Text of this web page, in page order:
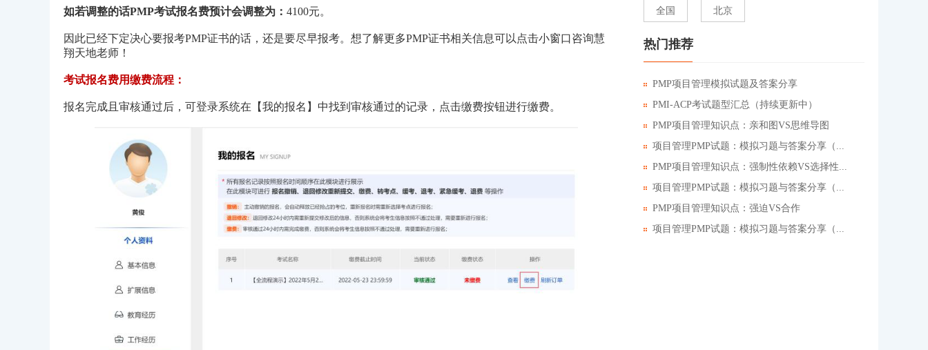
如若调整的话PMP考试报名费预计会调整为： 4100元。
因此已经下定决心要报考PMP证书的话，还是要尽早报考。想了解更多PMP证书相关信息可以点击小窗口咨询慧
翔天地老师！
考试报名费用缴费流程：
报名完成且审核通过后，可登录系统在【我的报名】中找到审核通过的记录，点击缴费按钮进行缴费。
全国 北京
热门推荐
PMP项目管理模拟试题及答案分享
PMI-ACP考试题型汇总（持续更新中）
PMP项目管理知识点：亲和图VS思维导图
项目管理PMP试题：模拟习题与答案分享（...
PMP项目管理知识点：强制性依赖VS选择性...
项目管理PMP试题：模拟习题与答案分享（...
PMP项目管理知识点：强迫VS合作
项目管理PMP试题：模拟习题与答案分享（...